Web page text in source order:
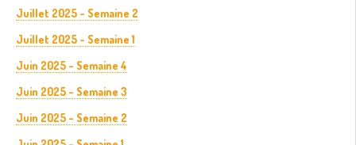
Juillet 2025 - Semaine 2
Juillet 2025 - Semaine 1
Juin 2025 - Semaine 4
Juin 2025 - Semaine 3
Juin 2025 - Semaine 2